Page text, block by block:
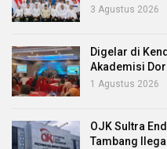
3 Agustus 2026
Digelar di
Akademisi
1 Agustus 2026
OJK Sultra
Tambang